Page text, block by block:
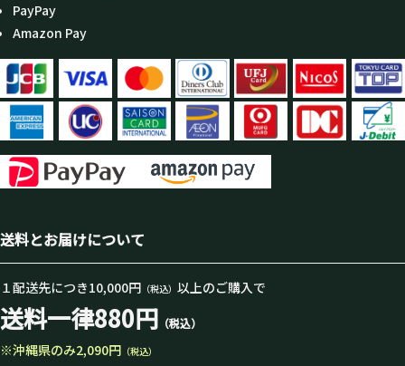
PayPay
Amazon Pay
送料とお届けについて
１配送先につき10,000円 （税込） 以上のご購入で
送料一律880円 （税込）
※沖縄県のみ2,090円 （税込）